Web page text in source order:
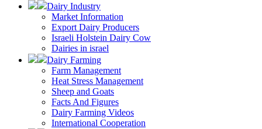
Dairy Industry
Market Information
Export Dairy Producers
Israeli Holstein Dairy Cow
Dairies in israel
Dairy Farming
Farm Management
Heat Stress Management
Sheep and Goats
Facts And Figures
Dairy Farming Videos
International Cooperation